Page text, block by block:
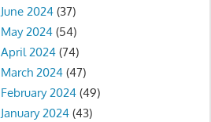
June 2024 (37)
May 2024 (54)
April 2024 (74)
March 2024 (47)
February 2024 (49)
January 2024 (43)